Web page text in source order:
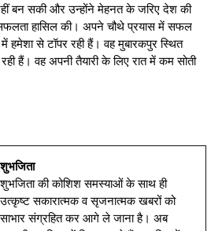
बन सकी और उन्होंने मेहनत के जरिए देश की
हासिल की। अपने चौथे प्रयास में सफल
हमेशा से टॉपर रही हैं। वह मुबारकपुर स्थित
हैं। वह अपनी तैयारी के लिए रात में कम सोती
शुभजिता
शुभजिता की कोशिश समस्याओं के साथ ही
उत्कृष्ट सकारात्मक व सृजनात्मक खबरों को
साभार संग्रहित कर आगे ले जाना है। अब